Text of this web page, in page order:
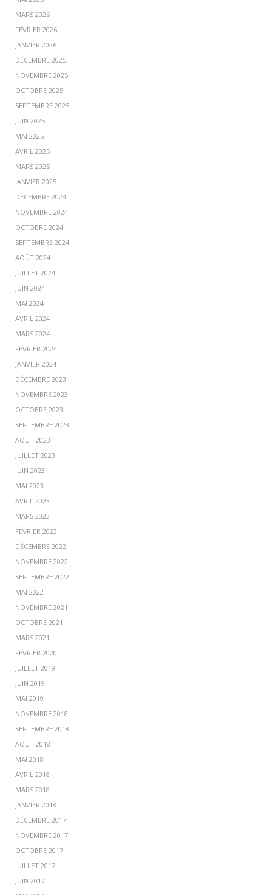
MARS 2026
FÉVRIER 2026
JANVIER 2026
DÉCEMBRE 2025
NOVEMBRE 2025
OCTOBRE 2025
SEPTEMBRE 2025
JUIN 2025
MAI 2025
AVRIL 2025
MARS 2025
JANVIER 2025
DÉCEMBRE 2024
NOVEMBRE 2024
OCTOBRE 2024
SEPTEMBRE 2024
AOÛT 2024
JUILLET 2024
JUIN 2024
MAI 2024
AVRIL 2024
MARS 2024
FÉVRIER 2024
JANVIER 2024
DÉCEMBRE 2023
NOVEMBRE 2023
OCTOBRE 2023
SEPTEMBRE 2023
AOÛT 2023
JUILLET 2023
JUIN 2023
MAI 2023
AVRIL 2023
MARS 2023
FÉVRIER 2023
DÉCEMBRE 2022
NOVEMBRE 2022
SEPTEMBRE 2022
MAI 2022
NOVEMBRE 2021
OCTOBRE 2021
MARS 2021
FÉVRIER 2020
JUILLET 2019
JUIN 2019
MAI 2019
NOVEMBRE 2018
SEPTEMBRE 2018
AOÛT 2018
MAI 2018
AVRIL 2018
MARS 2018
JANVIER 2018
DÉCEMBRE 2017
NOVEMBRE 2017
OCTOBRE 2017
JUILLET 2017
JUIN 2017